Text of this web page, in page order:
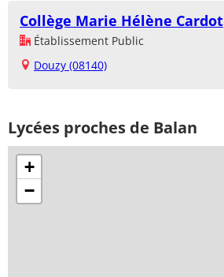
Collège Marie Hélène Cardot
Établissement Public
Douzy (08140)
Lycées proches de Balan
+
−